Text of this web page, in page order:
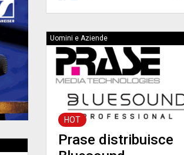
Uomini e Aziende
HOT
Prase distribuisce